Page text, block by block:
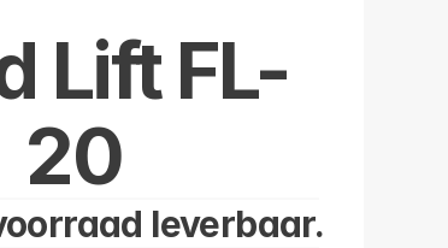
Lift FL-
20
leverbaar.